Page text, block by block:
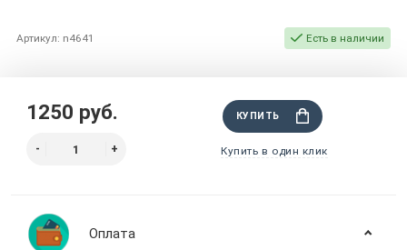
Артикул: n4641 Есть в наличии
1250 руб. КУПИТЬ
Купить в один клик
Оплата